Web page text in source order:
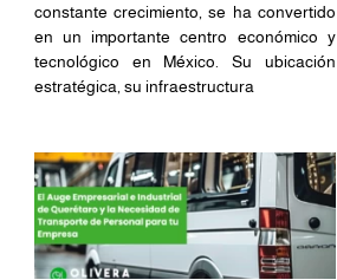
constante crecimiento, se ha convertido
en un importante centro económico y
tecnológico en México. Su ubicación
estratégica, su infraestructura